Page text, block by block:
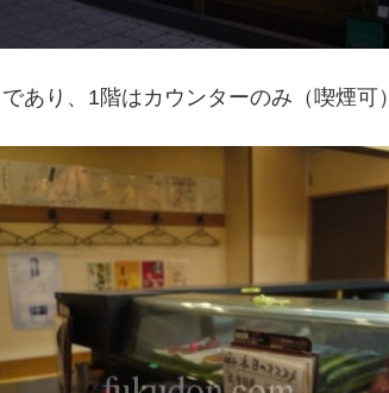
あり、1階はカウンターのみ（喫煙可）